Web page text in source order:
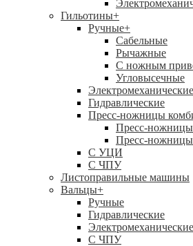
Гильотины+
Ручные+
Сабельные
Рычажные
С ножным
Угловысечные
Электромеханические
Гидравлические
Пресс-ножницы
Пресс-ножницы
Пресс-ножницы
С УЦИ
С ЧПУ
Листоправильные машины
Вальцы+
Ручные
Гидравлические
Электромеханические
С ЧПУ